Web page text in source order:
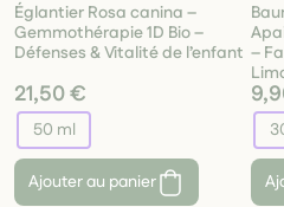
Églantier Rosa canina –
Gemmothérapie 1D Bio –
Défenses & Vitalité de l’enfant
21,50 €
50 ml
Ajouter au panier
–